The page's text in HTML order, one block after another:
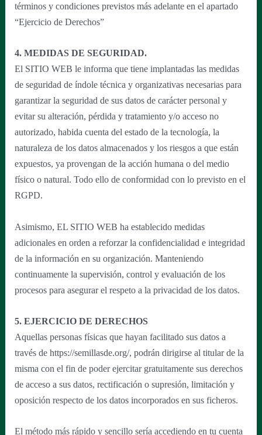
términos y condiciones previstos más adelante en el apartado
“Ejercicio de Derechos”
4. MEDIDAS DE SEGURIDAD.
El SITIO WEB le informa que tiene implantadas las medidas
de seguridad de índole técnica y organizativas necesarias para
garantizar la seguridad de sus datos de carácter personal y
evitar su alteración, pérdida y tratamiento y/o acceso no
autorizado, habida cuenta del estado de la tecnología, la
naturaleza de los datos almacenados y los riesgos a que están
expuestos, ya provengan de la acción humana o del medio
físico o natural. Todo ello de conformidad con lo previsto en el
RGPD.
Asimismo, EL SITIO WEB ha establecido medidas
adicionales en orden a reforzar la confidencialidad e integridad
de la información en su organización. Manteniendo
continuamente la supervisión, control y evaluación de los
procesos para asegurar el respeto a la privacidad de los datos.
5. EJERCICIO DE DERECHOS
Aquellas personas físicas que hayan facilitado sus datos a
través de https://semillasde.org/, podrán dirigirse al titular de la
misma con el fin de poder ejercitar gratuitamente sus derechos
de acceso a sus datos, rectificación o supresión, limitación y
oposición respecto de los datos incorporados en sus ficheros.
El método más rápido y sencillo sería accediendo en tu cuenta